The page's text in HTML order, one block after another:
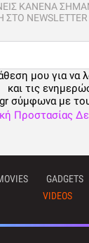
ΚΑΝΕΝΑ
NEWSLETTER
μου για να
και τις
σύμφωνα με
Προστασίας
GADGETS
VIDEOS